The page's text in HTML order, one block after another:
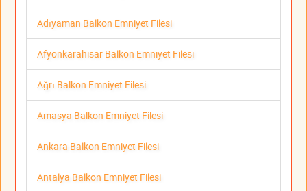
Adıyaman Balkon Emniyet Filesi
Afyonkarahisar Balkon Emniyet Filesi
Ağrı Balkon Emniyet Filesi
Amasya Balkon Emniyet Filesi
Ankara Balkon Emniyet Filesi
Antalya Balkon Emniyet Filesi